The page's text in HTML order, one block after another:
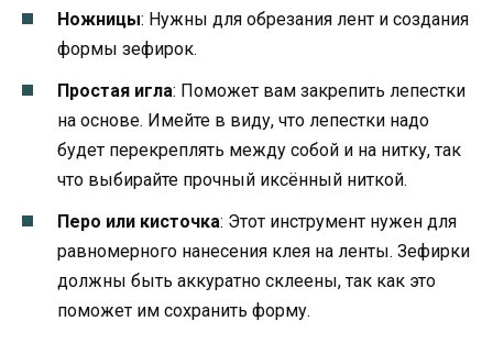
Ножницы: Нужны для обрезания лент и создания
формы зефирок.
Простая игла: Поможет вам закрепить лепестки
на основе. Имейте в виду, что лепестки надо
будет перекреплять между собой и на нитку, так
что выбирайте прочный иксённый ниткой.
Перо или кисточка: Этот инструмент нужен для
равномерного нанесения клея на ленты. Зефирки
должны быть аккуратно склеены, так как это
поможет им сохранить форму.